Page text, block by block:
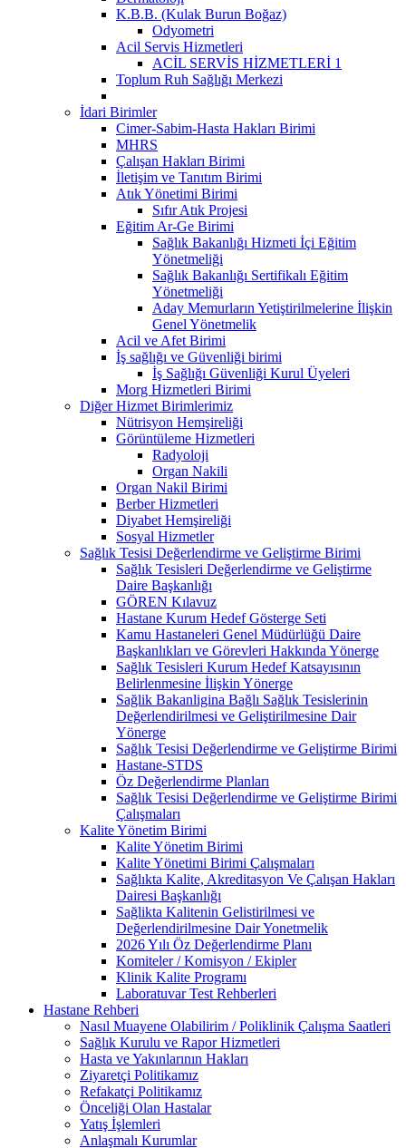
K.B.B. (Kulak Burun Boğaz)
Odyometri
Acil Servis Hizmetleri
ACİL SERVİS HİZMETLERİ 1
Toplum Ruh Sağlığı Merkezi
İdari Birimler
Cimer-Sabim-Hasta Hakları Birimi
MHRS
Çalışan Hakları Birimi
İletişim ve Tanıtım Birimi
Atık Yönetimi Birimi
Sıfır Atık Projesi
Eğitim Ar-Ge Birimi
Sağlık Bakanlığı Hizmeti İçi Eğitim
Yönetmeliği
Sağlık Bakanlığı Sertifikalı Eğitim
Yönetmeliği
Aday Memurların Yetiştirilmelerine İlişkin
Genel Yönetmelik
Acil ve Afet Birimi
İş sağlığı ve Güvenliği birimi
İş Sağlığı Güvenliği Kurul Üyeleri
Morg Hizmetleri Birimi
Diğer Hizmet Birimlerimiz
Nütrisyon Hemşireliği
Görüntüleme Hizmetleri
Radyoloji
Organ Nakili
Organ Nakil Birimi
Berber Hizmetleri
Diyabet Hemşireliği
Sosyal Hizmetler
Sağlık Tesisi Değerlendirme ve Geliştirme Birimi
Sağlık Tesisleri Değerlendirme ve Geliştirme
Daire Başkanlığı
GÖREN Kılavuz
Hastane Kurum Hedef Gösterge Seti
Kamu Hastaneleri Genel Müdürlüğü Daire
Başkanlıkları ve Görevleri Hakkında Yönerge
Sağlık Tesisleri Kurum Hedef Katsayısının
Belirlenmesine İlişkin Yönerge
Sağlik Bakanligina Bağlı Sağlık Tesislerinin
Değerlendirilmesi ve Geliştirilmesine Dair
Yönerge
Sağlık Tesisi Değerlendirme ve Geliştirme Birimi
Hastane-STDS
Öz Değerlendirme Planları
Sağlık Tesisi Değerlendirme ve Geliştirme Birimi
Çalışmaları
Kalite Yönetim Birimi
Kalite Yönetim Birimi
Kalite Yönetimi Birimi Çalışmaları
Sağlıkta Kalite, Akreditasyon Ve Çalışan Hakları
Dairesi Başkanlığı
Sağlikta Kalitenin Gelistirilmesi ve
Değerlendirilmesine Dair Yonetmelik
2026 Yılı Öz Değerlendirme Planı
Komiteler / Komisyon / Ekipler
Klinik Kalite Programı
Laboratuvar Test Rehberleri
Hastane Rehberi
Nasıl Muayene Olabilirim / Poliklinik Çalışma Saatleri
Sağlık Kurulu ve Rapor Hizmetleri
Hasta ve Yakınlarının Hakları
Ziyaretçi Politikamız
Refakatçi Politikamız
Önceliği Olan Hastalar
Yatış İşlemleri
Anlaşmalı Kurumlar